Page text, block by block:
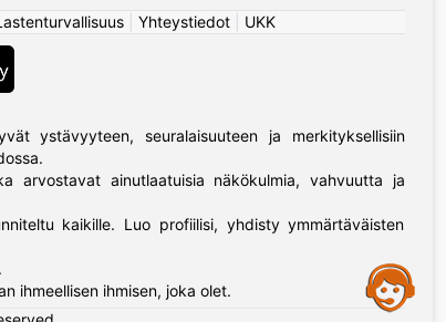
| Yhteystiedot| UKK
ystävyyteen, seuralaisuuteen ja merkityksellisiin
arvostavat ainutlaatuisia näkökulmia, vahvuutta ja
kaikille. Luo profiilisi, yhdisty ymmärtäväisten
ihmeellisen ihmisen, joka olet.